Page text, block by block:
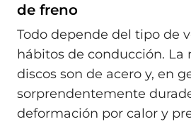
de freno
Todo depende del tipo de
hábitos de conducción. La
discos son de acero y, en
sorprendentemente
deformación por calor y